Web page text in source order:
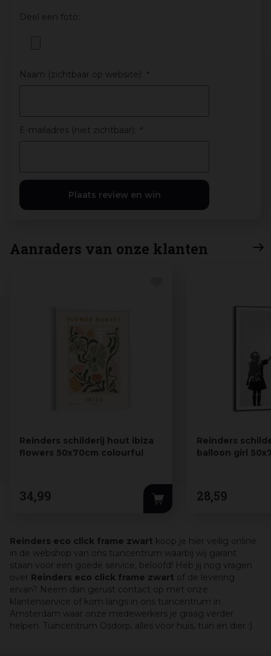
Deel een foto:
Naam (zichtbaar op website): *
E-mailadres (niet zichtbaar): *
Aanraders van onze klanten
Reinders schilderij hout ibiza
flowers 50x70cm colourful
34,99
Reinders
balloon girl
28,59
Reinders eco click frame zwart koop je hier veilig online
in de webshop van ons tuincentrum waarbij wij garant
staan voor een goede service, beloofd! Heb jij nog vragen
over Reinders eco click frame zwart of de levering
ervan? Neem dan gerust contact op met onze
klantenservice of kom langs in ons tuincentrum in
Amsterdam waar onze medewerkers je graag verder
helpen. Tuincentrum Osdorp, alles voor huis, tuin en dier :)